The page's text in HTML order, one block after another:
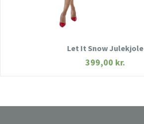
Let It Snow Julekjole
399,00 kr.